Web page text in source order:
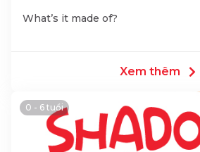
What’s it made of?
Xem thêm
0 - 6 tuổi